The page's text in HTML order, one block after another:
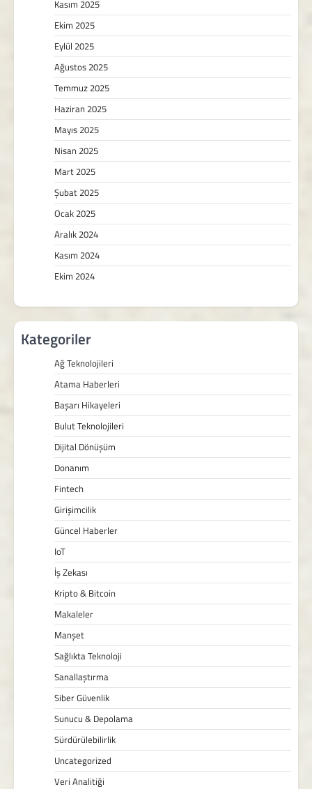
Kasım 2025
Ekim 2025
Eylül 2025
Ağustos 2025
Temmuz 2025
Haziran 2025
Mayıs 2025
Nisan 2025
Mart 2025
Şubat 2025
Ocak 2025
Aralık 2024
Kasım 2024
Ekim 2024
Kategoriler
Ağ Teknolojileri
Atama Haberleri
Başarı Hikayeleri
Bulut Teknolojileri
Dijital Dönüşüm
Donanım
Fintech
Girişimcilik
Güncel Haberler
IoT
İş Zekası
Kripto & Bitcoin
Makaleler
Manşet
Sağlıkta Teknoloji
Sanallaştırma
Siber Güvenlik
Sunucu & Depolama
Sürdürülebilirlik
Uncategorized
Veri Analitiği